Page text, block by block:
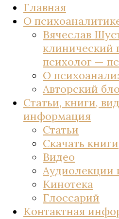
Главная
О
Вячеслав
клинический
психолог —
О
Авторский
Статьи, книги,
информация
Статьи
Скачать книги
Видео
Аудиолекции
Кинотека
Глоссарий
Контактная